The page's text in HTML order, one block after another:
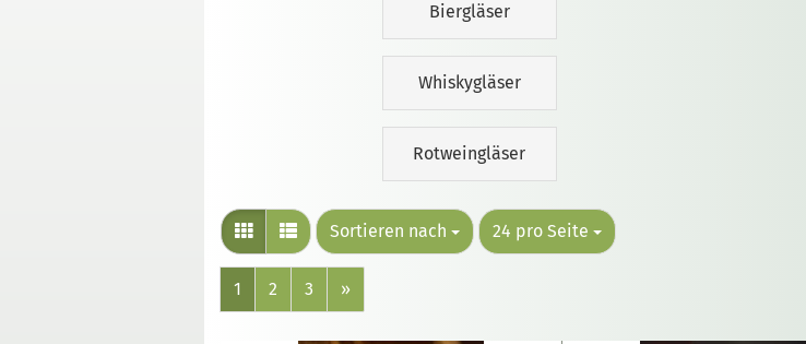
Biergläser
Whiskygläser
Rotweingläser
Sortieren nach 24 pro Seite
1 2 3 »